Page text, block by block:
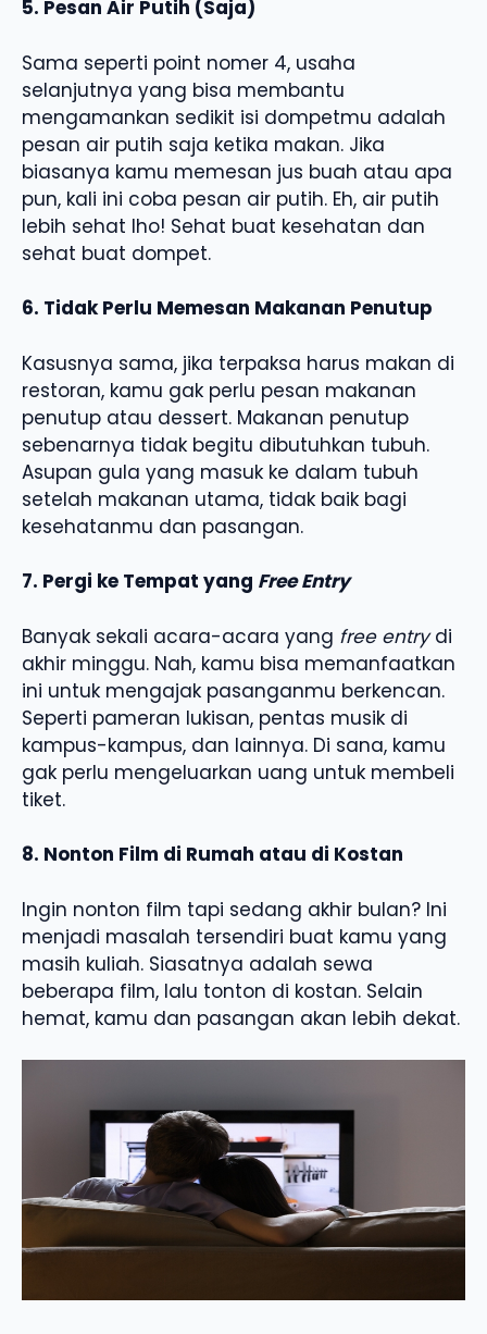
5. Pesan Air Putih (Saja)
Sama seperti point nomer 4, usaha
selanjutnya yang bisa membantu
mengamankan sedikit isi dompetmu adalah
pesan air putih saja ketika makan. Jika
biasanya kamu memesan jus buah atau apa
pun, kali ini coba pesan air putih. Eh, air putih
lebih sehat lho! Sehat buat kesehatan dan
sehat buat dompet.
6. Tidak Perlu Memesan Makanan Penutup
Kasusnya sama, jika terpaksa harus makan di
restoran, kamu gak perlu pesan makanan
penutup atau dessert. Makanan penutup
sebenarnya tidak begitu dibutuhkan tubuh.
Asupan gula yang masuk ke dalam tubuh
setelah makanan utama, tidak baik bagi
kesehatanmu dan pasangan.
7. Pergi ke Tempat yang Free Entry
Banyak sekali acara-acara yang free entrydi
akhir minggu. Nah, kamu bisa memanfaatkan
ini untuk mengajak pasanganmu berkencan.
Seperti pameran lukisan, pentas musik di
kampus-kampus, dan lainnya. Di sana, kamu
gak perlu mengeluarkan uang untuk membeli
tiket.
8. Nonton Film di Rumah atau di Kostan
Ingin nonton film tapi sedang akhir bulan? Ini
menjadi masalah tersendiri buat kamu yang
masih kuliah. Siasatnya adalah sewa
beberapa film, lalu tonton di kostan. Selain
hemat, kamu dan pasangan akan lebih dekat.